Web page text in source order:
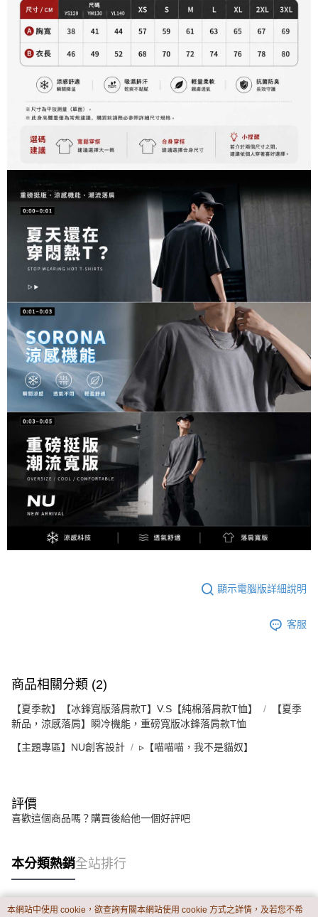
１．透過由恩沛科技股份有限公司提供之「AFTEE先享後付」服務完成之交
易，需依本服務之必要範圍內提供個人資料，並將交易相關給付款項請求債
權轉讓予恩沛科技股份有限公司。
https://aftee.tw/terms/#terms3
３．未成年的使用者請事先徵得法定代理人或監護人之同意方可使用
「AFTEE先享後付」，若未經同意申辦者引起之損失，本公司不負相關責
４．使用「AFTEE先享後付」時，將依據個別帳號之用戶狀況，依本公司即
時審查核予不同之上限額度；若仍有額度不足之情形，本公司將視審查結果
請求用戶進行身份認證。
５．嚴禁一人註冊多個帳號或使用他人資訊註冊。若發現惡意使用之情形，
恩沛科技股份有限公司將有權停止該用戶之使用額度並採取法律行動。
每筆NT$65，滿NT$899(含以上)免運費
顯示電腦版詳細說明
客服
商品相關分類 (2)
【夏季款】【冰鋒寬版落肩款T】V.S【純棉落肩款T恤】
【夏季
新品，涼感落肩】瞬冷機能，重磅寬版冰鋒落肩款T恤
【主題專區】NU創客設計 ▹【喵喵喵，我不是貓奴】
評價
喜歡這個商品嗎？購買後給他一個好評吧
本分類熱銷全站排行
本網站中使用 cookie，欲查詢有關本網站使用 cookie 方式之詳情，及若您不希